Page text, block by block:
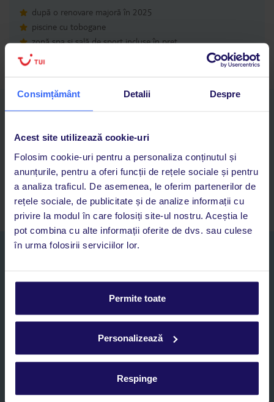
Consimțământ Detalii Despre
Acest site utilizează cookie-uri
Folosim cookie-uri pentru a personaliza conținutul și
anunțurile, pentru a oferi funcții de rețele sociale și pentru
a analiza traficul. De asemenea, le oferim partenerilor de
rețele sociale, de publicitate și de analize informații cu
privire la modul în care folosiți site-ul nostru. Aceștia le
pot combina cu alte informații oferite de dvs. sau culese
în urma folosirii serviciilor lor.
Permite toate
Personalizează
Respinge
după o renovare majoră în 2025
piscine cu tobogane
zonă spa și sală de sport incluse în preț
Descarcă acum aplicația TUI
Adaugi la favorite vacanțele care îți plac și revii oricând la ele
Acces la rezervările curente pentru vacanțe și hoteluri, într-o
singură aplicație
Asistență 24/7 prin chat, pe toată durata vacanței
Abonați-vă la newsletter
Sunt de acord cu prelucrarea datelor mele personale de către TUI
, prin mijloace electronice de comunicare (e-mail),
inclusiv utilizarea așa-numitelor sisteme de apelare automată.